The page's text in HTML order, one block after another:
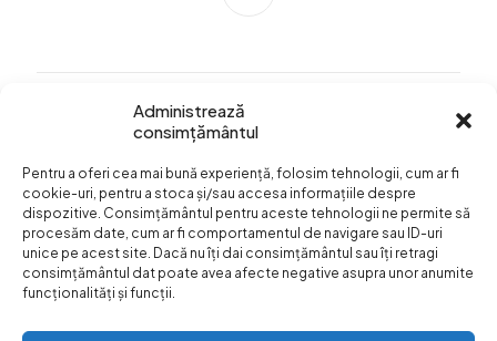
Administrează
consimțământul
Pentru a oferi cea mai bună experiență, folosim tehnologii, cum ar fi
cookie-uri, pentru a stoca și/sau accesa informațiile despre
dispozitive. Consimțământul pentru aceste tehnologii ne permite să
procesăm date, cum ar fi comportamentul de navigare sau ID-uri
unice pe acest site. Dacă nu îți dai consimțământul sau îți retragi
consimțământul dat poate avea afecte negative asupra unor anumite
funcționalități și funcții.
Termeni si conditii
Confidentialitatea
datelor
Livrare si plata
Formular retur